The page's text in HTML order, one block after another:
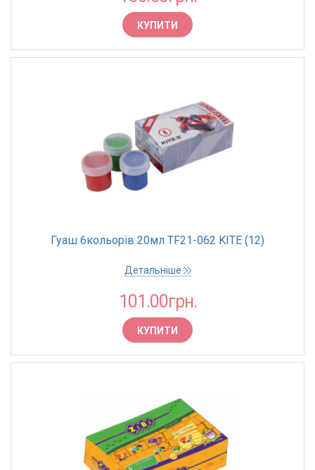
КУПИТИ
Гуаш 6кольорів 20мл TF21-062 KITE (12)
Детальніше
101.00грн.
КУПИТИ